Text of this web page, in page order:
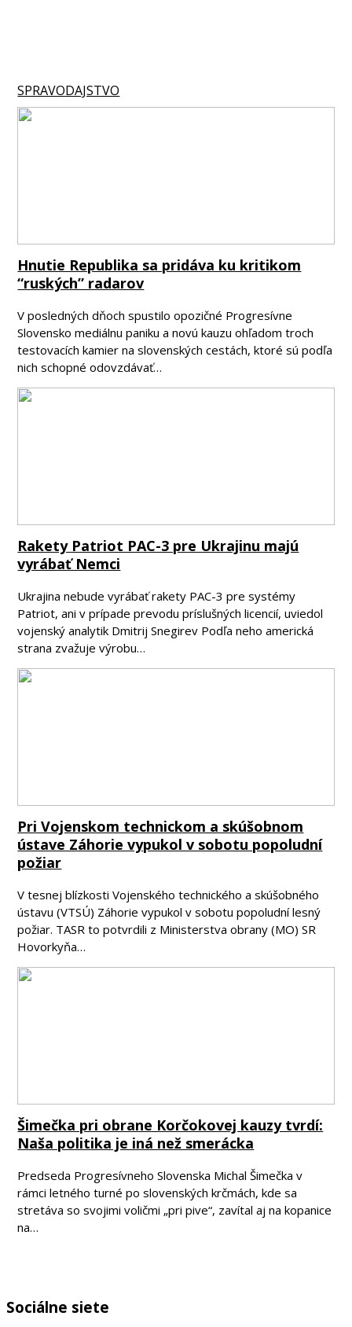
SPRAVODAJSTVO
Hnutie Republika sa pridáva ku kritikom
“ruských” radarov
V posledných dňoch spustilo opozičné Progresívne
Slovensko mediálnu paniku a novú kauzu ohľadom troch
testovacích kamier na slovenských cestách, ktoré sú podľa
nich schopné odovzdávať…
Rakety Patriot PAC-3 pre Ukrajinu majú
vyrábať Nemci
Ukrajina nebude vyrábať rakety PAC-3 pre systémy
Patriot, ani v prípade prevodu príslušných licencií, uviedol
vojenský analytik Dmitrij Snegirev Podľa neho americká
strana zvažuje výrobu…
Pri Vojenskom technickom a skúšobnom
ústave Záhorie vypukol v sobotu popoludní
požiar
V tesnej blízkosti Vojenského technického a skúšobného
ústavu (VTSÚ) Záhorie vypukol v sobotu popoludní lesný
požiar. TASR to potvrdili z Ministerstva obrany (MO) SR
Hovorkyňa…
Šimečka pri obrane Korčokovej kauzy tvrdí:
Naša politika je iná než smerácka
Predseda Progresívneho Slovenska Michal Šimečka v
rámci letného turné po slovenských krčmách, kde sa
stretáva so svojimi voličmi „pri pive“, zavítal aj na kopanice
na…
Sociálne siete